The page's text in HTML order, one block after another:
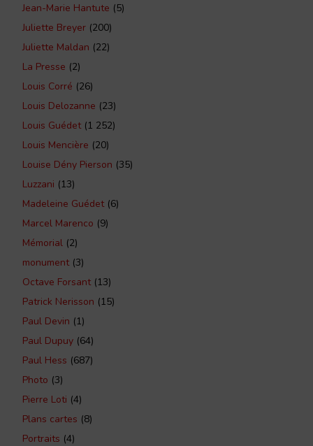
Jean-Marie Hantute (5)
Juliette Breyer (200)
Juliette Maldan (22)
La Presse (2)
Louis Corré (26)
Louis Delozanne (23)
Louis Guédet(1 252)
Louis Mencière (20)
Louise Dény Pierson (35)
Luzzani (13)
Madeleine Guédet(6)
Marcel Marenco (9)
Mémorial (2)
monument(3)
Octave Forsant(13)
Patrick Nerisson (15)
Paul Devin (1)
Paul Dupuy (64)
Paul Hess (687)
Photo (3)
Pierre Loti (4)
Plans cartes (8)
Portraits (4)